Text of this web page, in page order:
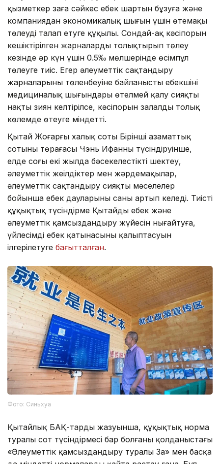
қызметкер заңға сәйкес еңбек шартын бұзуға және
компаниядан экономикалық шығын үшін өтемақы
төлеуді талап етуге құқылы. Сондай-ақ кәсіпорын
кешіктірілген жарналарды толықтырып төлеу
кезінде әр күн үшін 0.5‰ мөлшерінде өсімпұл
төлеуге тиіс. Егер әлеуметтік сақтандыру
жарналарының төленбеуіне байланысты еңбекшінің
медициналық шығындары өтелмей қалу сияқты
нақты зиян келтірілсе, кәсіпорын залалды толық
көлемде өтеуге міндетті.
Қытай Жоғарғы халық соты Бірінші азаматтық
сотының төрағасы Чэнь Ифанның түсіндіруінше,
елде соңғы екі жылда бәсекелестікті шектеу,
әлеуметтік жеңілдіктер мен жәрдемақылар,
әлеуметтік сақтандыру сияқты мәселелер
бойынша еңбек дауларының саны артып келеді. Тиісті
құқықтық түсіндірме Қытайдың еңбек және
әлеуметтік қамсыздандыру жүйесін нығайтуға,
үйлесімді еңбек қатынасының қалыптасуын
ілгерілетуге бағытталған.
Фото: Синьхуа
Қытайлық БАҚ-тардың жазуынша, құқықтық норма
туралы сот түсіндірмесі бар болғаны қолданыстағы
«Әлеуметтік қамсыздандыру туралы Заң» мен басқа